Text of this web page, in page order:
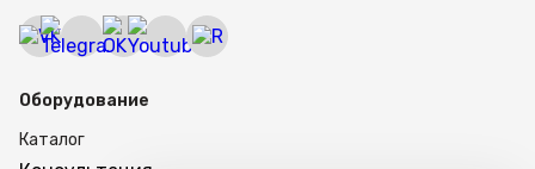
Оборудование
Каталог